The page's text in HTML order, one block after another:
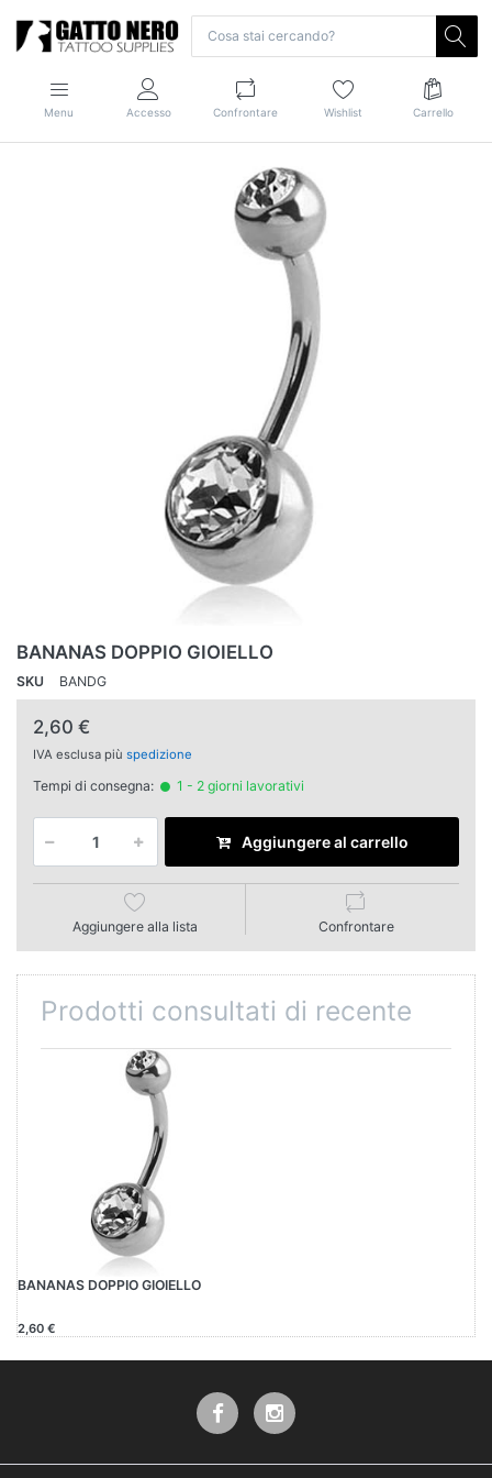
Menu Accesso Confrontare Wishlist Carrello
BANANAS DOPPIO GIOIELLO
SKU BANDG
2,60 €
IVA esclusa più spedizione
Tempi di consegna: 1 - 2 giorni lavorativi
Aggiungere al carrello
Aggiungere alla lista Confrontare
Prodotti consultati di recente
BANANAS DOPPIO GIOIELLO
2,60 €